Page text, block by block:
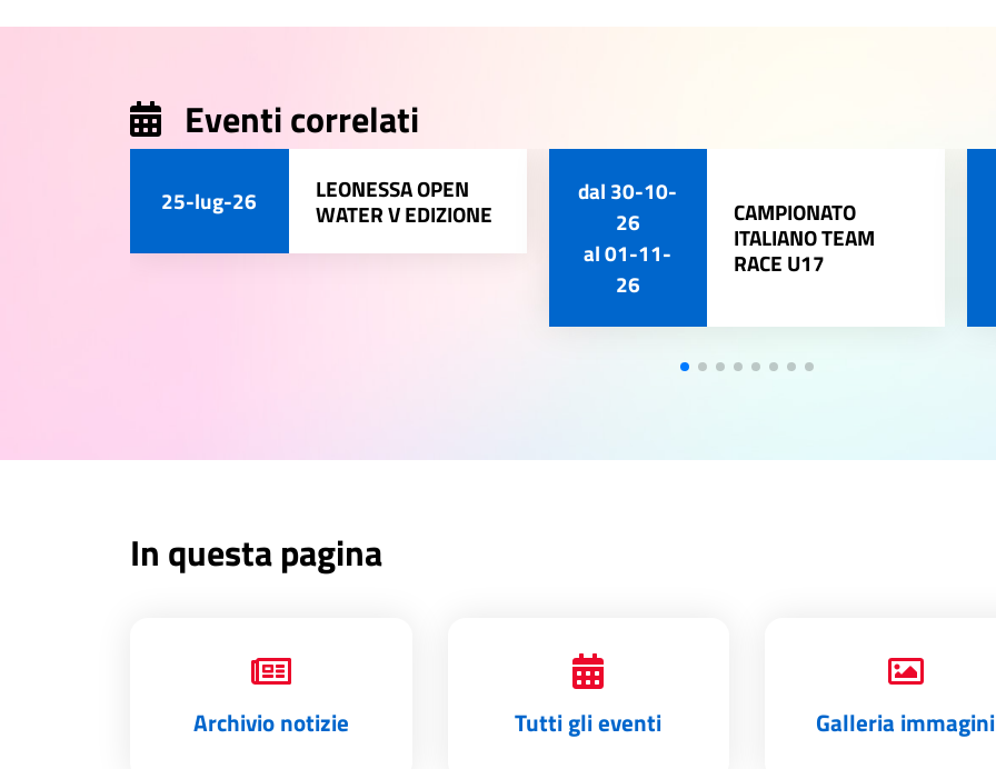
Eventi correlati
25-lug-26 LEONESSA OPEN
WATER V EDIZIONE
dal 30-10-
26
al01-11-
26
CAMPIONATO
ITALIANO TEAM
RACE U17
In questa pagina
Archivio notizie Tutti gli eventi Galleria immagini